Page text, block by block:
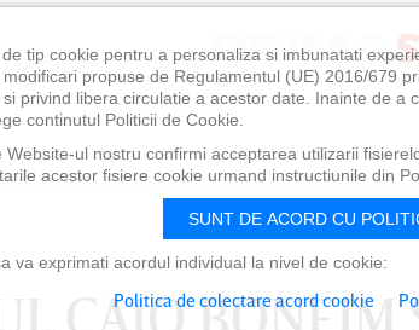
CAIO BONFIM
tip cookie pentru a personaliza si imbunatati
propuse de Regulamentul (UE) 2016/679
privind libera circulatie a acestor date. Inainte de
continutul Politicii de Cookie.
ul nostru confirmi acceptarea utilizarii
acestor fisiere cookie urmand instructiunile din
SUNT DE ACORD CU
va exprimati acordul individual la nivel de cookie:
Politica de colectare acord cookie